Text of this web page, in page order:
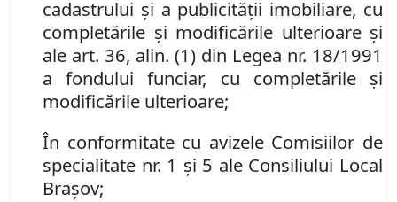
cadastrului și a publicității imobiliare, cu
completările și modificările ulterioare și
ale art. 36, alin. (1) din Legea nr. 18/1991
a fondului funciar, cu completările și
modificările ulterioare;
În conformitate cu avizele Comisiilor de
specialitate nr. 1 și 5 ale Consiliului Local
Brașov;